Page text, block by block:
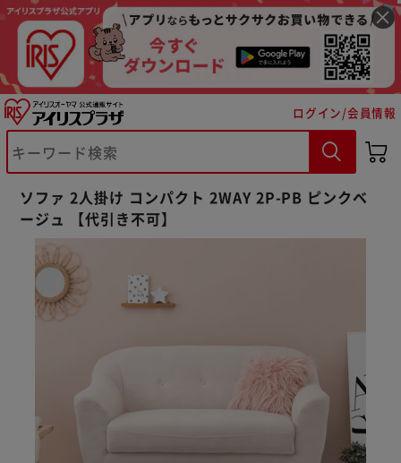
ログイン/会員情報
ソファ 2人掛け コンパクト 2WAY 2P-PB ピンクベ
ージュ 【代引き不可】
※ご確認ください
カートに入れる 購入手続きへ